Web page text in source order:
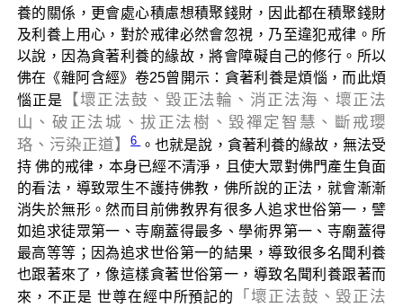
養的關係，更會處心積慮想積聚錢財，因此都在積聚錢財
及利養上用心，對於戒律必然會忽視，乃至違犯戒律。所
以說，因為貪著利養的緣故，將會障礙自己的修行。所以
佛在《雜阿含經》卷25曾開示：貪著利養是煩惱，而此煩
惱正是
【壞正法鼓、毀正法輪、消正法海、壞正法
山、破正法城、拔正法樹、毀禪定智慧、斷戒瓔
珞、污染正道】6 。也就是說，貪著利養的緣故，無法受
持 佛的戒律，本身已經不清淨，且使大眾對佛門產生負面
的看法，導致眾生不護持佛教，佛所說的正法，就會漸漸
消失於無形。然而目前佛教界有很多人追求世俗第一，譬
如追求徒眾第一、寺廟蓋得最多、學術界第一、寺廟蓋得
最高等等；因為追求世俗第一的結果，導致很多名聞利養
也跟著來了，像這樣貪著世俗第一，導致名聞利養跟著而
來，不正是 世尊在經中所預記的
「壞正法鼓、毀正法